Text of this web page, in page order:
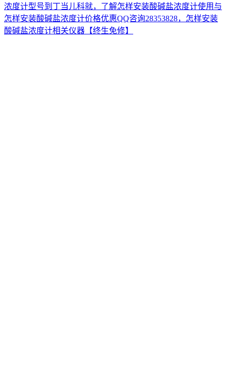
浓度计型号到丁当儿科就，了解怎样安装酸碱盐浓度计使用与
怎样安装酸碱盐浓度计价格优惠QQ咨询28353828，怎样安装
酸碱盐浓度计相关仪器【终生免修】